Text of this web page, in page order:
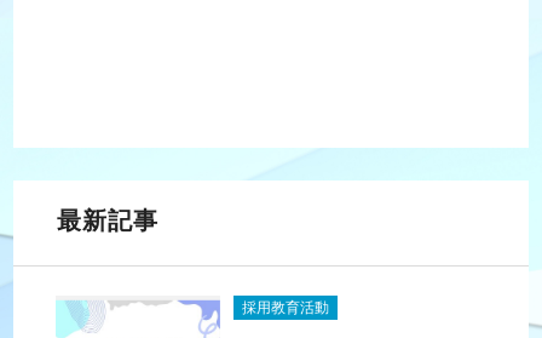
最新記事
採用教育活動